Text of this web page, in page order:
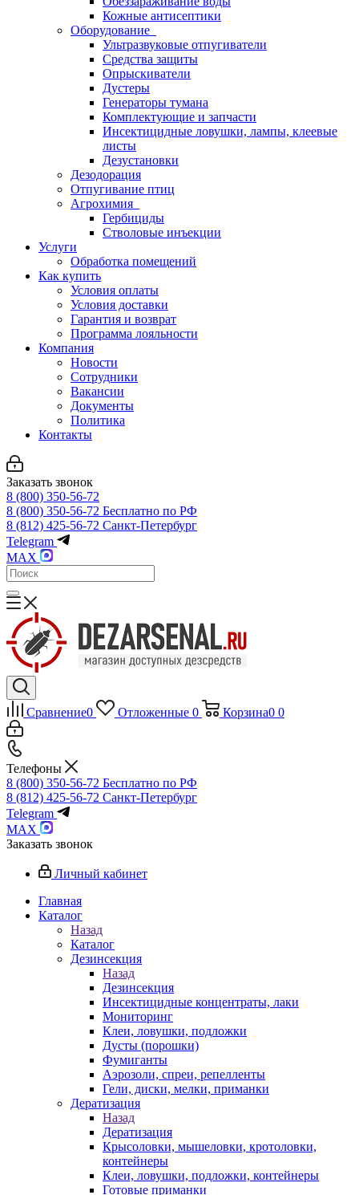
Кожные антисептики
Оборудование
Ультразвуковые отпугиватели
Средства защиты
Опрыскиватели
Дустеры
Генераторы тумана
Комплектующие и запчасти
Инсектицидные ловушки, лампы, клеевые
листы
Дезустановки
Дезодорация
Отпугивание птиц
Агрохимия
Гербициды
Стволовые инъекции
Услуги
Обработка помещений
Как купить
Условия оплаты
Условия доставки
Гарантия и возврат
Программа лояльности
Компания
Новости
Сотрудники
Вакансии
Документы
Политика
Контакты
Заказать звонок
8 (800) 350-56-72
8 (800) 350-56-72 Бесплатно по РФ
8 (812) 425-56-72 Санкт-Петербург
Telegram
MAX
Сравнение0 Отложенные 0 Корзина0 0
Телефоны
8 (800) 350-56-72 Бесплатно по РФ
8 (812) 425-56-72 Санкт-Петербург
Telegram
MAX
Заказать звонок
Личный кабинет
Главная
Каталог
Назад
Каталог
Дезинсекция
Назад
Дезинсекция
Инсектицидные концентраты, лаки
Мониторинг
Клеи, ловушки, подложки
Дусты (порошки)
Фумиганты
Аэрозоли, спреи, репелленты
Гели, диски, мелки, приманки
Дератизация
Назад
Дератизация
Крысоловки, мышеловки, кротоловки,
контейнеры
Клеи, ловушки, подложки, контейнеры
Готовые приманки